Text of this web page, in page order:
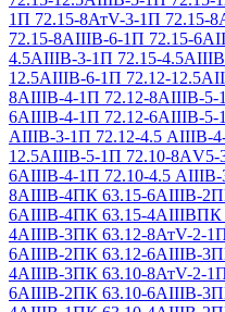
1П 72.15-8АтV-3-1П 72.15-
72.15-8АIIIВ-6-1П 72.15-
4.5АIIIВ-3-1П 72.15-
12.5АIIIВ-6-1П 72.12-
8АIIIВ-4-1П 72.12-8АIIIВ-5-1
6АIIIВ-4-1П 72.12-6АIIIВ-5-1
АIIIВ-3-1П 72.12-4.5 АIIIВ-
12.5АIIIВ-5-1П 72.10-8АV5-
6АIIIВ-4-1П 72.10-4.5 АIIIВ-
8АIIIВ-4ПК 63.15-6АIIIВ-2
6АIIIВ-4ПК 63.15-4АIIIВПК
4АIIIВ-3ПК 63.12-8АтV-2-1
6АIIIВ-2ПК 63.12-6АIIIВ-3
4АIIIВ-3ПК 63.10-8АтV-2-1
6АIIIВ-2ПК 63.10-6АIIIВ-3